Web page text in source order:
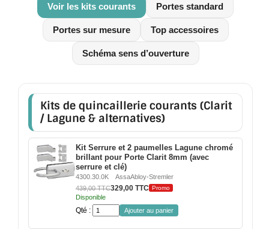
MIROIR TV
VERRE SUR MESURE
VERRE EXTRACLAIR
PAROI DE DOUCHE
VERRE FEUILLETÉ
VERRE ANTI-REFLET
VERRE LAQUÉ/CRÉDENCE
VERRE FEUILLETÉ/TREMPÉ
Porte
en
verre
intégrée
Voir les kits courants Portes standard
Portes sur mesure Top accessoires
Schéma sens d’ouverture
Kits de quincaillerie courants (Clarit
/ Lagune & alternatives)
Kit Serrure et 2 paumelles Lagune chromé
brillant pour Porte Clarit 8mm (avec
serrure et clé)
4300.30.0K
AssaAbloy-Stremler
439,00 TTC329,00 TTC Promo
Disponible
Qté : Ajouter au panier